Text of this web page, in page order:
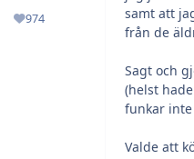
974
Omdöme
samt att
från de
Sagt och
(helst
funkar
Valde att